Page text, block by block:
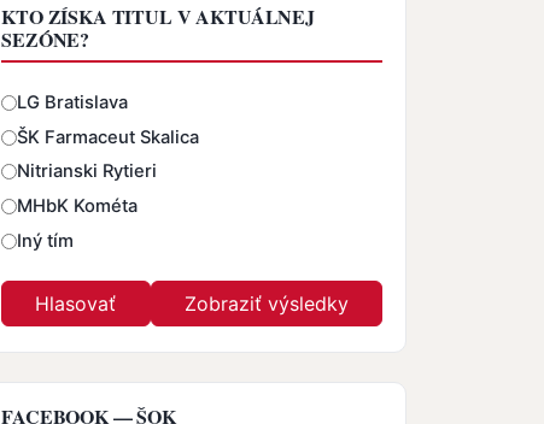
KTO ZÍSKA TITUL V AKTUÁLNEJ
SEZÓNE?
Odpovede
LG Bratislava
ŠK Farmaceut Skalica
Nitrianski Rytieri
MHbK Kométa
Iný tím
FACEBOOK — ŠOK